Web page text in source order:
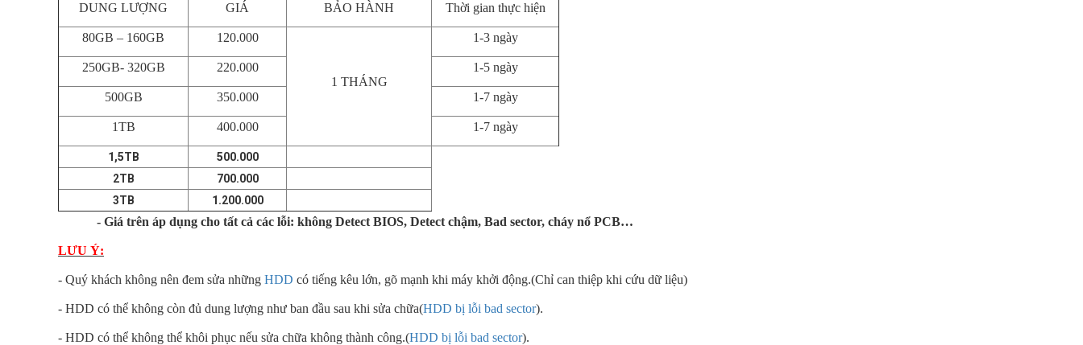
DUNG LƯỢNG GIÁ BẢO HÀNH Thời gian thực hiện
80GB – 160GB 120.000
1 THÁNG
1-3 ngày
250GB- 320GB 220.000 1-5 ngày
500GB 350.000 1-7 ngày
1TB 400.000 1-7 ngày
1,5TB
500.000
2TB
700.000
3TB
1.200.000
- Giá trên áp dụng cho tất cả các lỗi: không Detect BIOS, Detect chậm, Bad sector, cháy nổ PCB…
LƯU Ý:
- Quý khách không nên đem sửa những HDD có tiếng kêu lớn, gõ mạnh khi máy khởi động.(Chỉ can thiệp khi cứu dữ liệu)
- HDD có thể không còn đủ dung lượng như ban đầu sau khi sửa chữa(HDD bị lỗi bad sector).
- HDD có thể không thể khôi phục nếu sửa chữa không thành công.(HDD bị lỗi bad sector).